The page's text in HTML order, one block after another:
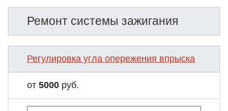
Ремонт системы зажигания
Регулировка угла опережения впрыска
от 5000 руб.